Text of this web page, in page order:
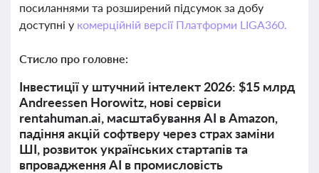
посиланнями та розширений підсумок за добу
доступні у комерційній версії Платформи LIGA360.
Стисло про головне:
Інвестиції у штучний інтелект 2026: $15 млрд
Andreessen Horowitz, нові сервіси
rentahuman.ai, масштабування AI в Amazon,
падіння акцій софтверу через страх заміни
ШІ, розвиток українських стартапів та
впровадження AI в промисловість